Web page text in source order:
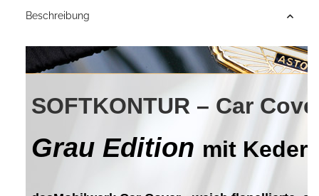
Beschreibung